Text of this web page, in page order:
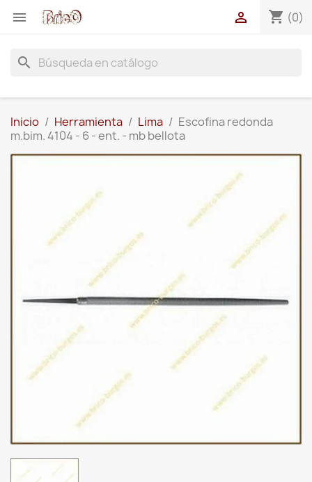
 shopping_cart (0)

search
Inicio Herramienta Lima
Escofina redonda
m.bim. 4104 - 6 - ent. - mb bellota